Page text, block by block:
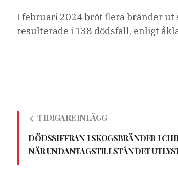
I februari 2024 bröt flera bränder ut
resulterade i 138 dödsfall, enligt
TIDIGARE INLÄGG
DÖDSSIFFRAN I SKOGSBRÄNDER I
NÄR UNDANTAGSTILLSTÅNDET